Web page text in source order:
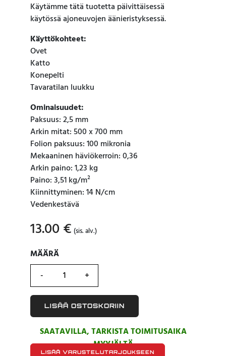
Käytämme tätä tuotetta päivittäisessä
käytössä ajoneuvojen äänieristyksessä.
Käyttökohteet:
Ovet
Katto
Konepelti
Tavaratilan luukku
Ominaisuudet:
Paksuus: 2,5 mm
Arkin mitat: 500 x 700 mm
Folion paksuus: 100 mikronia
Mekaaninen häviökerroin: 0,36
Arkin paino: 1,23 kg
Paino: 3,51 kg/m²
Kiinnittyminen: 14 N/cm
Vedenkestävä
13.00 € (sis. alv.)
MÄÄRÄ
MÄÄRÄ
LISÄÄ OSTOSKORIIN
SAATAVILLA, TARKISTA TOIMITUSAIKA
MYYJÄLTÄ
LISÄÄ VARUSTELUTARJOUKSEEN